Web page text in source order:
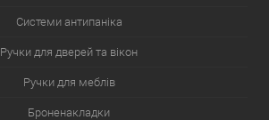
Системи антипаніка
Ручки для дверей та вікон
Ручки для меблів
Броненакладки